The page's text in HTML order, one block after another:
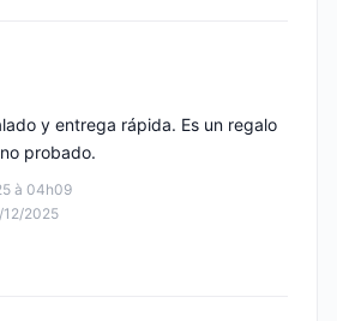
à 04h09
12/2025
y entrega rápida. Es un regalo
probado.